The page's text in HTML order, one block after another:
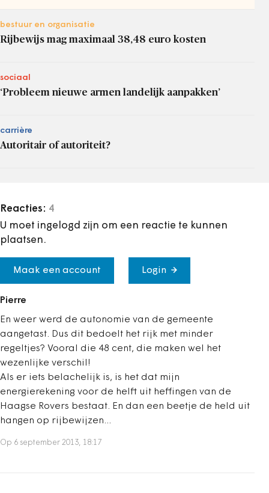
bestuur en organisatie
Rijbewijs mag maximaal 38,48 euro kosten
sociaal
‘Probleem nieuwe armen landelijk aanpakken’
carrière
Autoritair of autoriteit?
Reacties: 4
U moet ingelogd zijn om een reactie te kunnen
plaatsen.
Maak een account Login
Pierre
En weer werd de autonomie van de gemeente
aangetast. Dus dit bedoelt het rijk met minder
regeltjes? Vooral die 48 cent, die maken wel het
wezenlijke verschil!
Als er iets belachelijk is, is het dat mijn
energierekening voor de helft uit heffingen van de
Haagse Rovers bestaat. En dan een beetje de held uit
hangen op rijbewijzen...
Op 6 september 2013, 18:17